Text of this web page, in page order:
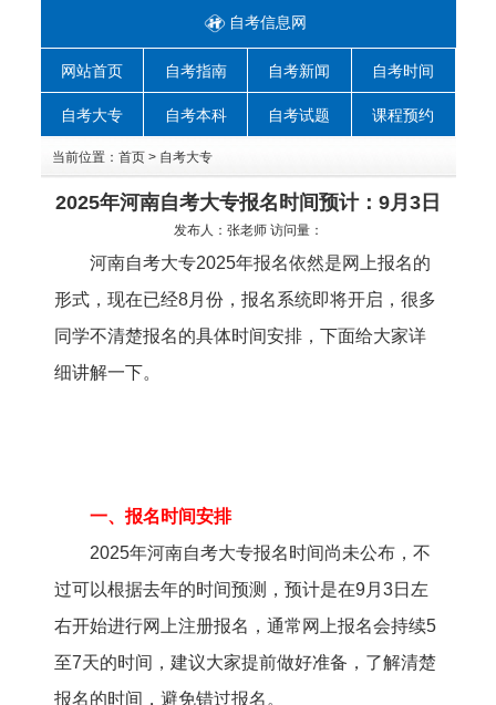
自考信息网
网站首页 自考指南 自考新闻 自考时间
自考大专 自考本科 自考试题 课程预约
当前位置： 首页> 自考大专
2025年河南自考大专报名时间预计：9月3日
发布人： 张老师访问量：
河南自考大专2025年报名依然是网上报名的
形式，现在已经8月份，报名系统即将开启，很多
同学不清楚报名的具体时间安排，下面给大家详
细讲解一下。
一、报名时间安排
2025年河南自考大专报名时间尚未公布，不
过可以根据去年的时间预测，预计是在9月3日左
右开始进行网上注册报名，通常网上报名会持续5
至7天的时间，建议大家提前做好准备，了解清楚
报名的时间，避免错过报名。